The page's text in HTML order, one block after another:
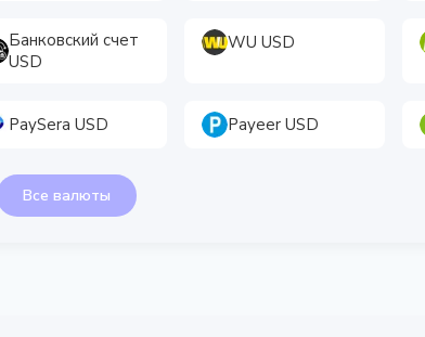
Банковский счет
USD
WU USD
PaySera USD Payeer USD
Все валюты